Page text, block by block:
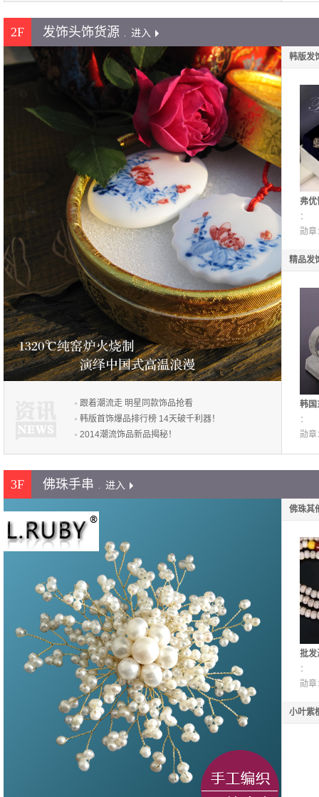
2F 发饰头饰货源 . 进入
跟着潮流走 明星同款饰品抢看
韩版首饰爆品排行榜 14天破千利器！
2014潮流饰品新品揭秘！
韩版发
弗优
韩
布
：
勋章
精品发
韩国
性
头箍
：
勋章
3F 佛珠手串 . 进入
佛珠其
批发
手
子A
：
勋章
小叶紫